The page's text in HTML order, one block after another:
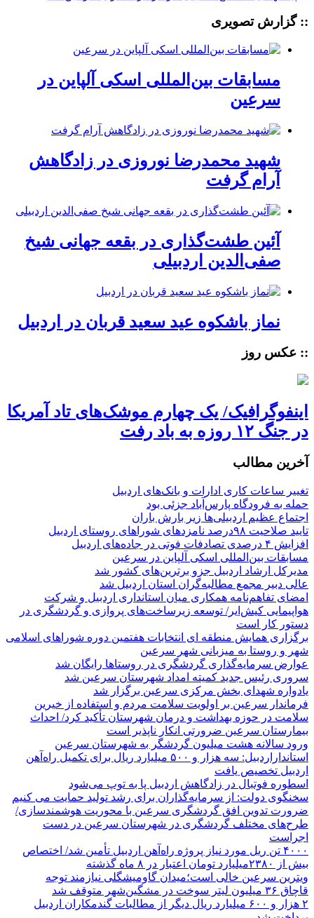
:: گزارش تصویری
مسابقات بین‌المللی اسکی آلپاین در
سرعین
شهید محمدرضا نوروزی در زادگاهش
آرام گرفت
آئین طشت‌گذاری در بقعه جهانی شیخ
صفی‌الدین اردبیلی
نماز باشکوه عید سعید قربان در اردبیل
:: عکس روز
اینفوگرافیک/ یک چهارم موشک‌های تاد آمریکا
در جنگ ۱۲ روزه به باد رفت
آخرین مطالب
تغییر ساعات کاری ادارات و بانک‌های اردبیل
حمله به فرودگاه پارس‌‌آباد جزئی بود
اجتماع عظیم اردبیلی‌ها زیر بارش باران
تایید صلاحیت ۹۸درصد نامزدهای شوراهای روستای اردبیل
افزایش ۴ درصدی تصادفات فوتی در جاده‌های اردبیل
مسابقات بین‌المللی اسکی آلپاین در سرعین
مدیرکل ارشاد اردبیل جزو برترین‌های کشور شد
عالی دبیر مجمع مطالبه‌گران استان اردبیل شد
امضای تفاهم‌نامه همکاری میان استانداری اردبیل و شرکت
هواپیمایی کیش‌ایر/ توسعه زیرساخت‌های پروازی و گردشگری در
دستور کار است
برگزاری همایش منطقه ای انتخابات هفتمین دوره شوراهای اسلامی
شهر و روستا به میزبانی شهر سرعین
عوارض سرمایه‌گذاری گردشگری در روستاها رایگان شد
سروری رئیس جدید کمیته امداد شهرستان سرعین شد
یادواره شهدای بخش مرکزی سرعین برگزار شد
فرماندار سرعین بر اولویت سلامت مردم و استفاده از خیرین
سلامت در حوزه بهداشت و درمان شهرستان تأکید کرد/ احداث
بیمارستان سرعین ضرورتی انکار ناپذیر است
ورود سالانه هشت میلیون گردشگر به شهرستان سرعین
استانداراردبیل: سه هزار و ۵۰۰ میلیارد ریال برای تکمیل راه‌آهن
اردبیل تخصیص یافت
اسطوره فوتبال در زادگاهش اردبیل پا به توپ می‌شود
سخنگوی دولت: از سرمایه‌گذاران برای رشد تولید حمایت می کنیم
ضرورت تدوین افق گردشگری سرعین با محوریت هوشمندسازی/
طرح‌های مختلف گردشگری در شهرستان سرعین در دست
اجراست
۴۰۰۰ تن ریل مورد نیاز پروژه راه‌آهن اردبیل تأمین شد/ اختصاص
بیش از ۲۳۸۰میلیارد تومان اعتبار در ۸ ماه گذشته
ویترین سرعین خالی است؛میدان گاومیشگلی نیازمند توجه
قاچاق ۳۶ میلیون لیتر سوخت در مشگین‌شهر متوقف شد
۲ هزار و ۶۰۰‌ میلیارد ریال دیگر از مطالبات گندمکاران اردبیل